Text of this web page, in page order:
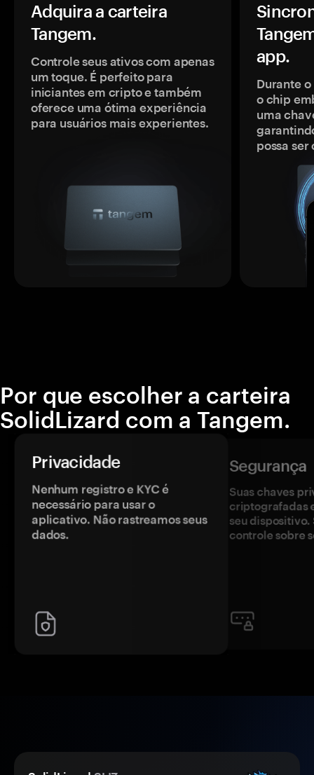
Adquira a carteira
Tangem.
Controle seus ativos com apenas
um toque. É perfeito para
iniciantes em cripto e também
oferece uma ótima experiência
para usuários mais experientes.
app.
Durante
o chip
uma
possa
Por que escolher a carteira
SolidLizard com a Tangem.
Privacidade
Nenhum registro e KYC é
necessário para usar o
aplicativo. Não rastreamos seus
dados.
Segurança
Suas chaves
criptografadas
seu dispositivo.
controle sobre